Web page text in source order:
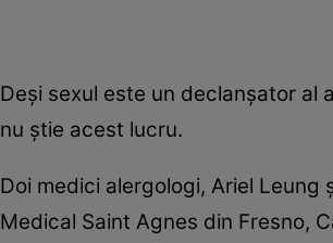
Deși sexul este un declanșator
nu știe acest lucru.
Doi medici alergologi, Ariel
Medical Saint Agnes din Fresno,